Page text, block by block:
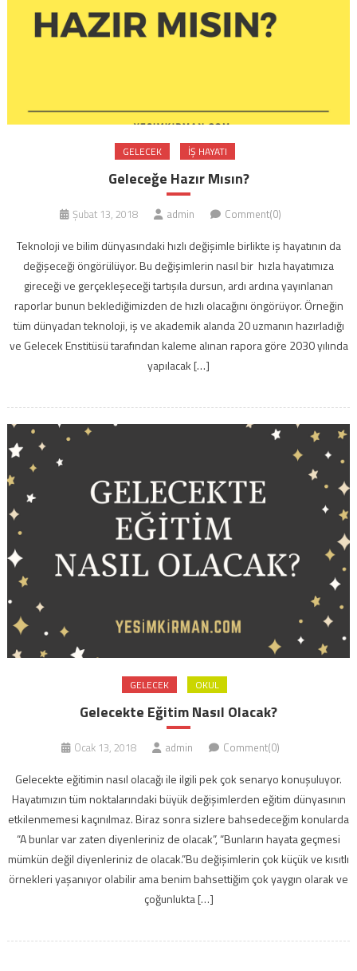
GELECEK İŞ HAYATI
Geleceğe Hazır Mısın?
Şubat 13, 2018 admin Comment(0)
Teknoloji ve bilim dünyasındaki hızlı değişimle birlikte iş hayatının da
değişeceği öngörülüyor. Bu değişimlerin nasıl bir hızla hayatımıza
gireceği ve gerçekleşeceği tartışıla dursun, ardı ardına yayınlanan
raporlar bunun beklediğimizden de hızlı olacağını öngörüyor. Örneğin
tüm dünyadan teknoloji, iş ve akademik alanda 20 uzmanın hazırladığı
ve Gelecek Enstitüsü tarafından kaleme alınan rapora göre 2030 yılında
yapılacak […]
GELECEK OKUL
Gelecekte Eğitim Nasıl Olacak?
Ocak 13, 2018 admin Comment(0)
Gelecekte eğitimin nasıl olacağı ile ilgili pek çok senaryo konuşuluyor.
Hayatımızın tüm noktalarındaki büyük değişimlerden eğitim dünyasının
etkilenmemesi kaçınılmaz. Biraz sonra sizlere bahsedeceğim konularda
“A bunlar var zaten diyenleriniz de olacak”, “Bunların hayata geçmesi
mümkün değil diyenleriniz de olacak.”Bu değişimlerin çok küçük ve kısıtlı
örnekleri yaşanıyor olabilir ama benim bahsettiğim çok yaygın olarak ve
çoğunlukta […]